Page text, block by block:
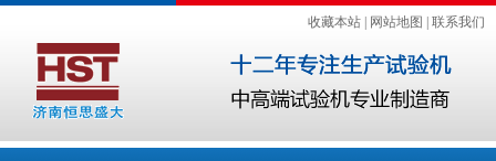
收藏本站 网站地图 联系我们